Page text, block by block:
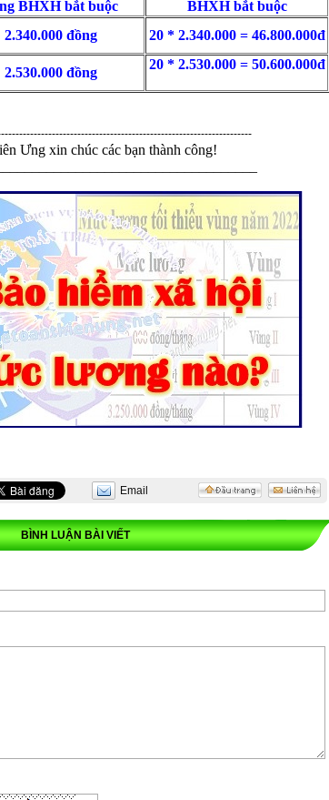
BHXH bắt buộc
BHXH bắt buộc
2.340.000 đồng
20 * 2.340.000 = 46.800.000đ
2.530.000 đồng
20 * 2.530.000 = 50.600.000đ
Ưng xin chúc các bạn thành công!
Email
BÌNH LUẬN BÀI VIẾT